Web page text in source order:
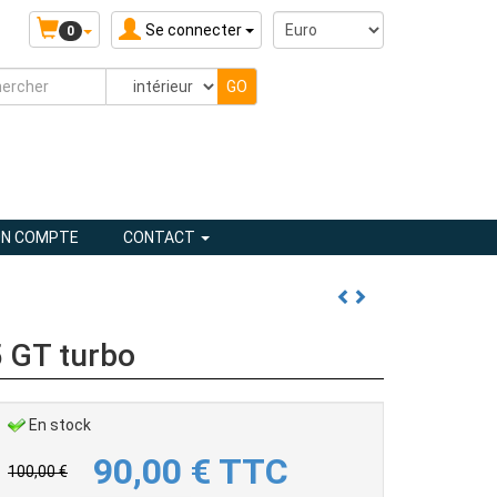
Se connecter
0
COMPTE CONTACT
GT turbo
En stock
100,00 € 90,00 € TTC